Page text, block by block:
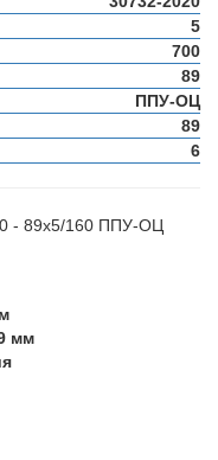
5
700
89
ППУ-ОЦ
89
6
мм